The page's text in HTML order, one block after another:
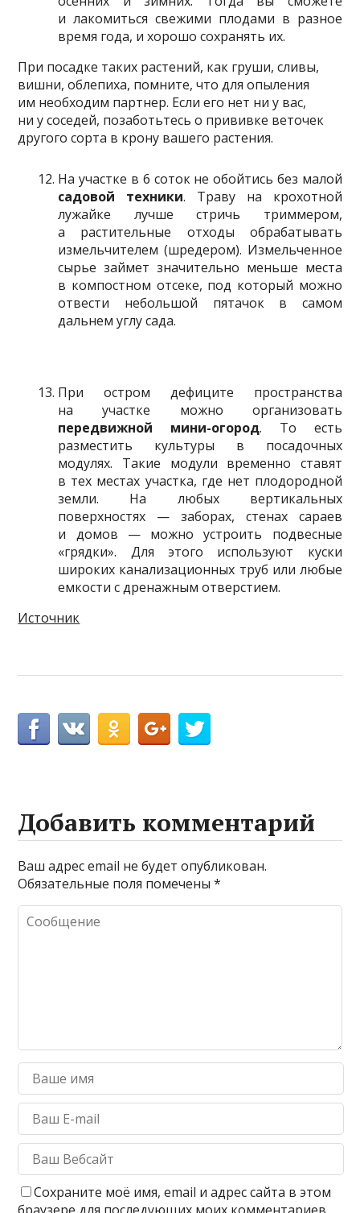
и лакомиться свежими плодами в разное
время года, и хорошо сохранять их.
При посадке таких растений, как груши, сливы,
вишни, облепиха, помните, что для опыления
им необходим партнер. Если его нет ни у вас,
ни у соседей, позаботьтесь о прививке веточек
другого сорта в крону вашего растения.
На участке в 6 соток не обойтись без малой
садовой техники. Траву на крохотной
лужайке лучше стричь триммером,
а растительные отходы обрабатывать
измельчителем (шредером). Измельченное
сырье займет значительно меньше места
в компостном отсеке, под который можно
отвести небольшой пятачок в самом
дальнем углу сада.
При остром дефиците пространства
на участке можно организовать
передвижной мини-огород. То есть
разместить культуры в посадочных
модулях. Такие модули временно ставят
в тех местах участка, где нет плодородной
земли. На любых вертикальных
поверхностях — заборах, стенах сараев
и домов — можно устроить подвесные
«грядки». Для этого используют куски
широких канализационных труб или любые
емкости с дренажным отверстием.
Источник
Добавить комментарий
Ваш адрес email не будет опубликован.
Обязательные поля помечены*
Сохраните моё имя, email и адрес сайта в этом